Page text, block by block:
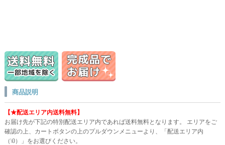
商品説明
【★配送エリア内送料無料】
お届け先が下記の特別配送エリア内であれば送料無料となります。 エリアをご
確認の上、カートボタンの上のプルダウンメニューより、「配送エリア内
（\0）」をお選びください。